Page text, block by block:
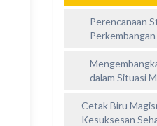
Perencanaan
dalam Situasi
Cetak Biru
Kesuksesan